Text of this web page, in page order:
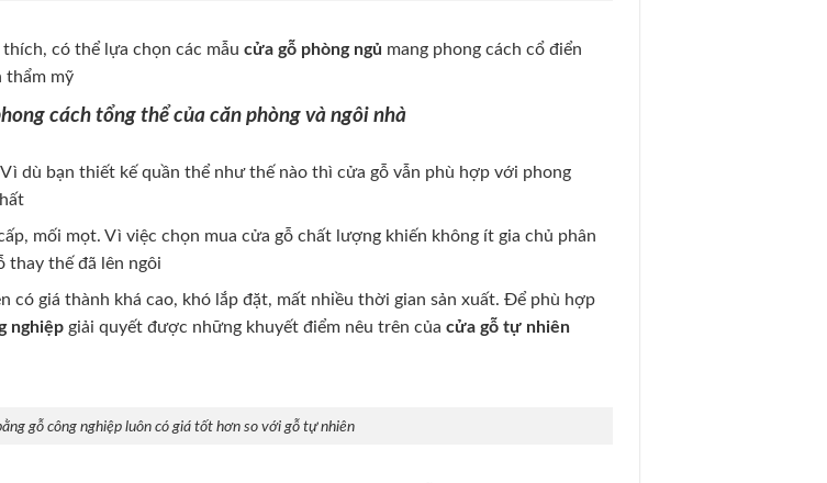
có thể lựa chọn các mẫucửa gỗ phòng ngủ mang phong cách cổ điển
thẩm mỹ
cách tổng thể của căn phòng và ngôi nhà
dù bạn thiết kế quần thể như thế nào thì cửa gỗ vẫn phù hợp với phong
mối mọt. Vì việc chọn mua cửa gỗ chất lượng khiến không ít gia chủ phân
thay thế đã lên ngôi
có giá thành khá cao, khó lắp đặt, mất nhiều thời gian sản xuất. Để phù hợp
nghiệp giải quyết được những khuyết điểm nêu trên củacửa gỗ tự nhiên
gỗ công nghiệp luôn có giá tốt hơn so với gỗ tự nhiên